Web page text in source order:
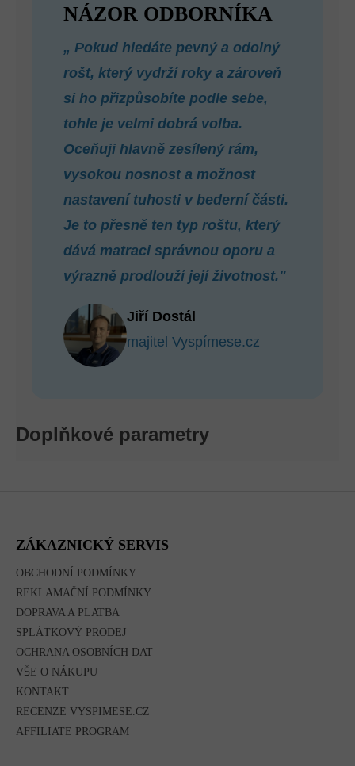
NÁZOR ODBORNÍKA
„ Pokud hledáte pevný a odolný
rošt, který vydrží roky a zároveň
si ho přizpůsobíte podle sebe,
tohle je velmi dobrá volba.
Oceňuji hlavně zesílený rám,
vysokou nosnost a možnost
nastavení tuhosti v bederní části.
Je to přesně ten typ roštu, který
dává matraci správnou oporu a
výrazně prodlouží její životnost."
Jiří Dostál
majitel Vyspímese.cz
Doplňkové parametry
ZÁKAZNICKÝ SERVIS
OBCHODNÍ PODMÍNKY
REKLAMAČNÍ PODMÍNKY
DOPRAVA A PLATBA
SPLÁTKOVÝ PRODEJ
OCHRANA OSOBNÍCH DAT
VŠE O NÁKUPU
KONTAKT
RECENZE VYSPIMESE.CZ
AFFILIATE PROGRAM